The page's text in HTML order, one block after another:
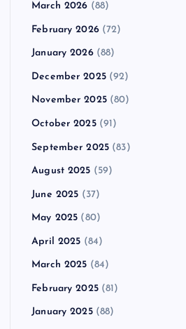
March 2026 (88)
February 2026(72)
January 2026(88)
December 2025(92)
November 2025(80)
October 2025(91)
September 2025 (83)
August 2025 (59)
June 2025 (37)
May 2025 (80)
April 2025 (84)
March 2025 (84)
February 2025(81)
January 2025(88)